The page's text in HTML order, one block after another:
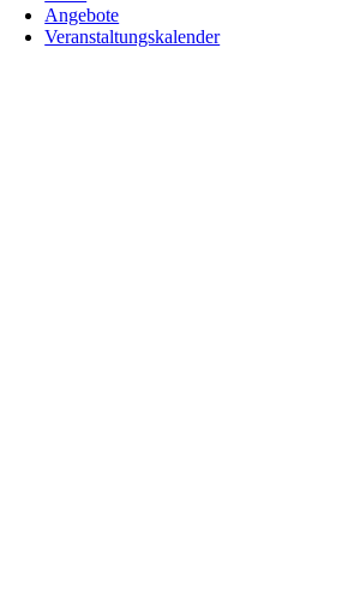
Angebote
Veranstaltungskalender